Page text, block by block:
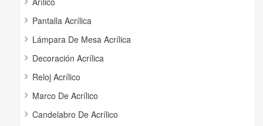
Pantalla Acrílica
Lámpara De Mesa Acrílica
Decoración Acrílica
Reloj Acrílico
Marco De Acrílico
Candelabro De Acrílico